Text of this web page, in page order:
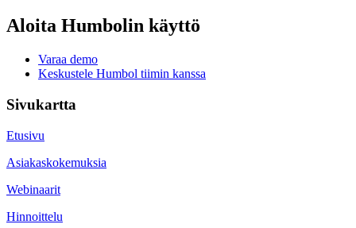
Aloita Humbolin käyttö
Varaa demo
Keskustele Humbol tiimin kanssa
Sivukartta
Etusivu
Asiakaskokemuksia
Webinaarit
Hinnoittelu